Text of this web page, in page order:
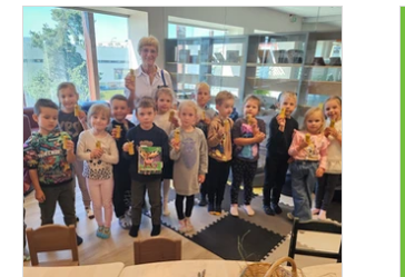
Leidiniai apie Varėnos kraštą
Vinco Krėvės-Mickevičiaus literatūr
Kaimo bibliotekų renginiai Poezijos